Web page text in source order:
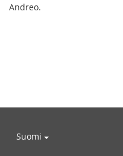
Andreo.
Suomi